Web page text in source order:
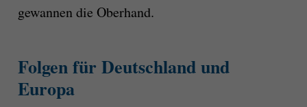
gewannen die Oberhand.
Folgen für Deutschland und
Europa